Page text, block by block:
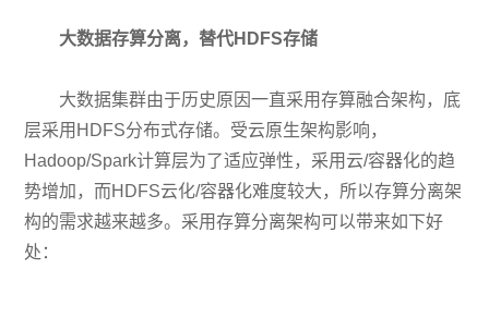
大数据存算分离，替代HDFS存储
大数据集群由于历史原因一直采用存算融合架构，底
层采用HDFS分布式存储。受云原生架构影响，
Hadoop/Spark计算层为了适应弹性，采用云/容器化的趋
势增加，而HDFS云化/容器化难度较大，所以存算分离架
构的需求越来越多。采用存算分离架构可以带来如下好
处：